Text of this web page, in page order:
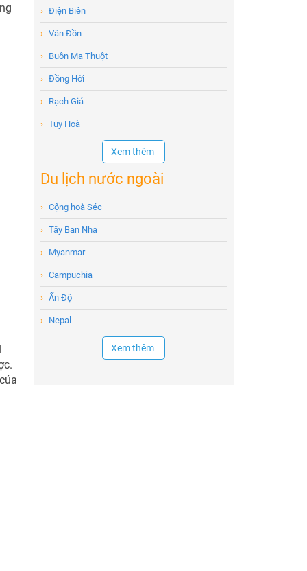
› Điện Biên
› Vân Đồn
› Buôn Ma Thuột
› Đồng Hới
› Rạch Giá
› Tuy Hoà
Xem thêm
Du lịch nước ngoài
› Cộng hoà Séc
› Tây Ban Nha
› Myanmar
› Campuchia
› Ấn Độ
› Nepal
Xem thêm